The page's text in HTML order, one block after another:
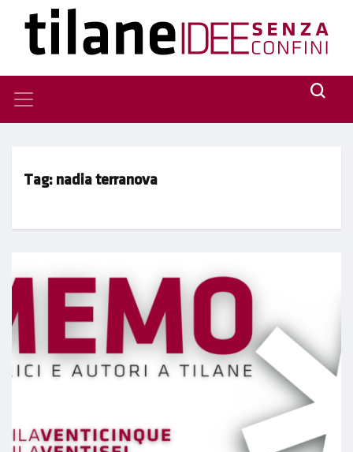
Tag: nadia terranova